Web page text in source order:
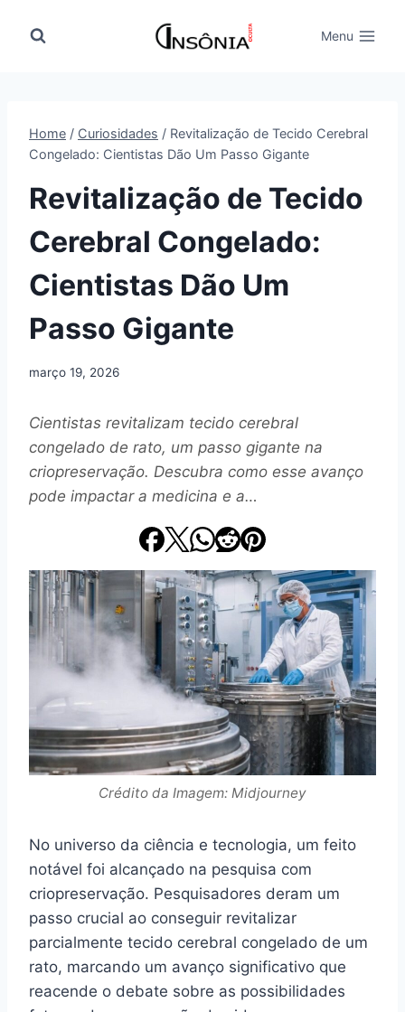
para
Menu
Home / Curiosidades / Revitalização de Tecido Cerebral
Congelado: Cientistas Dão Um Passo Gigante
Revitalização de Tecido
Cerebral Congelado:
Cientistas Dão Um
Passo Gigante
março 19, 2026
Cientistas revitalizam tecido cerebral
congelado de rato, um passo gigante na
criopreservação. Descubra como esse avanço
pode impactar a medicina e a…
Crédito da Imagem: Midjourney
No universo da ciência e tecnologia, um feito
notável foi alcançado na pesquisa com
criopreservação. Pesquisadores deram um
passo crucial ao conseguir revitalizar
parcialmente tecido cerebral congelado de um
rato, marcando um avanço significativo que
reacende o debate sobre as possibilidades